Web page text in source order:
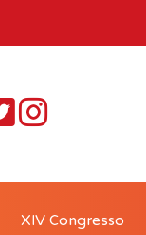
XIV Congresso